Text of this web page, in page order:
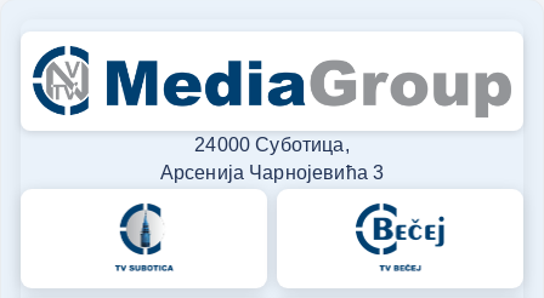
24000 Суботица,
Арсенија Чарнојевића 3